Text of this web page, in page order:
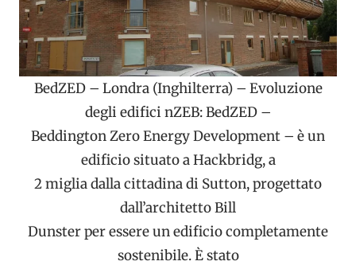
BedZED – Londra (Inghilterra) – Evoluzione
degli edifici nZEB: BedZED –
Beddington Zero Energy Development – è un
edificio situato a Hackbridg, a
2 miglia dalla cittadina di Sutton, progettato
dall’architetto Bill
Dunster per essere un edificio completamente
sostenibile. È stato